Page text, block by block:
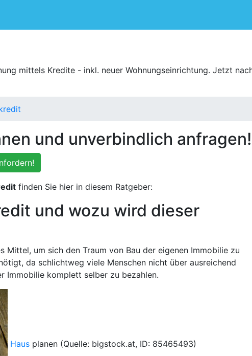
mittels Kredite - inkl. neuer Wohnungseinrichtung. Jetzt
und unverbindlich anfragen!
finden Sie hier in diesem Ratgeber:
und wozu wird dieser
Mittel, um sich den Traum von Bau der eigenen Immobilie zu
da schlichtweg viele Menschen nicht über ausreichend
Immobilie komplett selber zu bezahlen.
Haus planen (Quelle: bigstock.at, ID: 85465493)